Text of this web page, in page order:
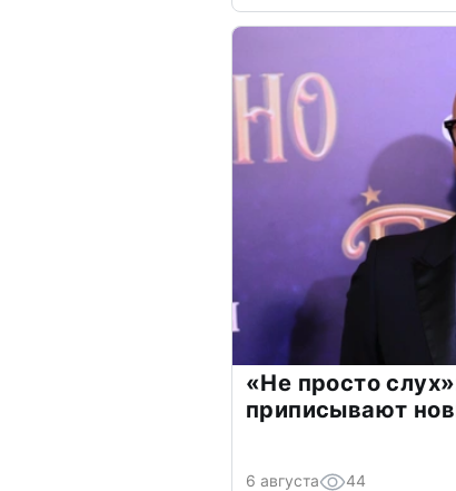
«Не просто
приписывают
6 августа 44